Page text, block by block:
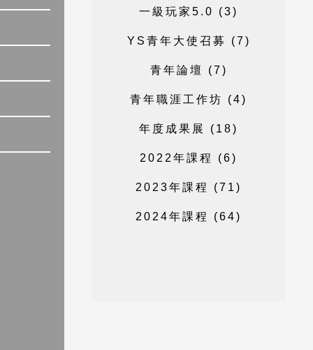
一 級 玩家 5 . 0 (3)
Y S 青年 大 使 召 募 (7 )
青年論壇 (7 )
青年職涯 工 作坊 (4)
年 度 成果 展 ( 1 8)
2 0 2 2 年課 程 (6)
2 0 2 3年課 程 (7 1 )
2 0 2 4年課 程 (64)